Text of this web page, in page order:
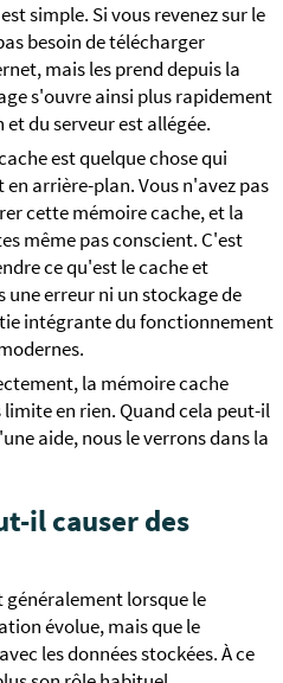
simple. Si vous revenez sur le
besoin de télécharger
mais les prend depuis la
s'ouvre ainsi plus rapidement
du serveur est allégée.
est quelque chose qui
arrière-plan. Vous n'avez pas
cette mémoire cache, et la
même pas conscient. C'est
ce qu'est le cache et
une erreur ni un stockage de
intégrante du fonctionnement
la mémoire cache
en rien. Quand cela peut-il
aide, nous le verrons dans la
il causer des
généralement lorsque le
évolue, mais que le
les données stockées. À ce